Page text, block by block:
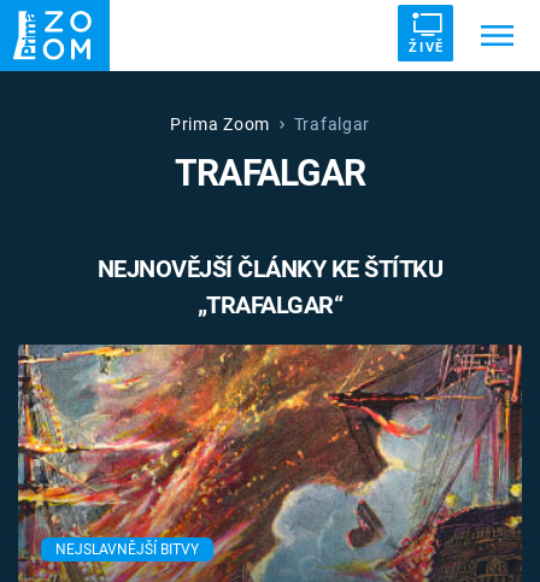
ŽIVĚ
UFO DRUHÁ SVĚTOVÁ VÁLKA
VETŘELCI DÁVNOVĚKU
Témata
Pořady
TV Program
Časopis
Prima Zoom Trafalgar
TRAFALGAR
NEJNOVĚJŠÍ ČLÁNKY KE ŠTÍTKU
„TRAFALGAR“
NEJSLAVNĚJŠÍ BITVY